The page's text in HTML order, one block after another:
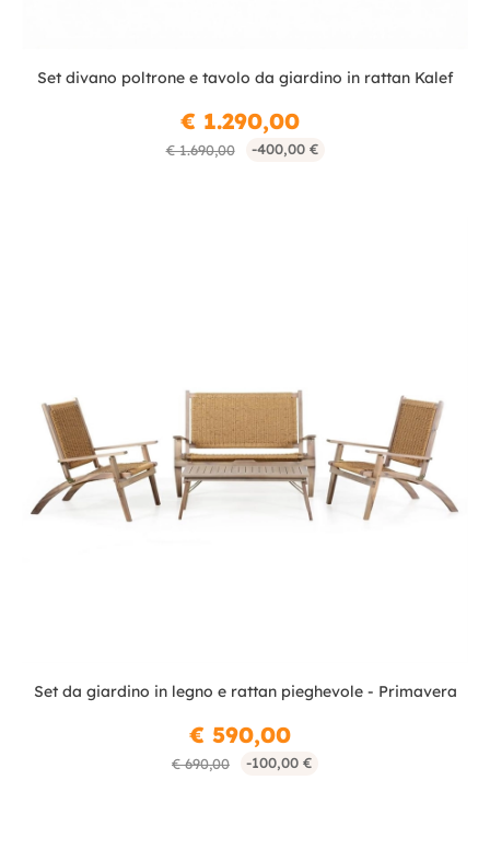
Set divano poltrone e tavolo da giardino in rattan Kalef
€ 1.690,00 -400,00 €
€ 1.290,00
Set da giardino in legno e rattan pieghevole - Primavera
€ 690,00 -100,00 €
€ 590,00